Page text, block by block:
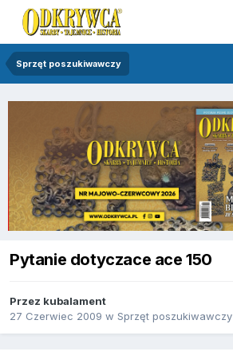
Sprzęt poszukiwawczy
Pytanie dotyczace ace 150
Przez kubalament
27 Czerwiec 2009 w Sprzęt poszukiwawczy